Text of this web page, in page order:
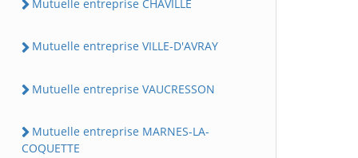
Mutuelle entreprise CHAVILLE
Mutuelle entreprise VILLE-D'AVRAY
Mutuelle entreprise VAUCRESSON
Mutuelle entreprise MARNES-LA-
COQUETTE